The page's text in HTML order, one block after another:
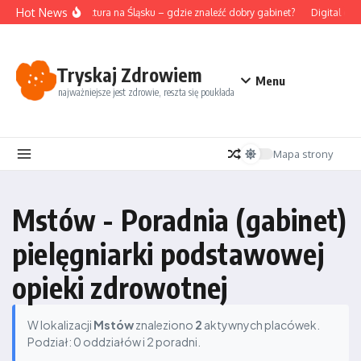
Przejdź do treści
Hot NewsAkupunktura na Śląsku – gdzie znaleźć dobry gabinet? Digital
Tryskaj Zdrowiem
najważniejsze jest zdrowie, reszta się poukłada
Menu
Mapa strony
Mstów - Poradnia (gabinet)
pielęgniarki podstawowej
opieki zdrowotnej
W lokalizacji Mstówznaleziono 2 aktywnych placówek.
Podział: 0 oddziałów i 2 poradni.